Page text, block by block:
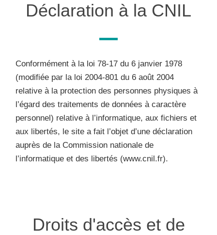
Déclaration à la CNIL
Conformément à la loi 78-17 du 6 janvier 1978
(modifiée par la loi 2004-801 du 6 août 2004
relative à la protection des personnes physiques à
l’égard des traitements de données à caractère
personnel) relative à l’informatique, aux fichiers et
aux libertés, le site a fait l’objet d’une déclaration
auprès de la Commission nationale de
l’informatique et des libertés (www.cnil.fr).
Droits d'accès et de